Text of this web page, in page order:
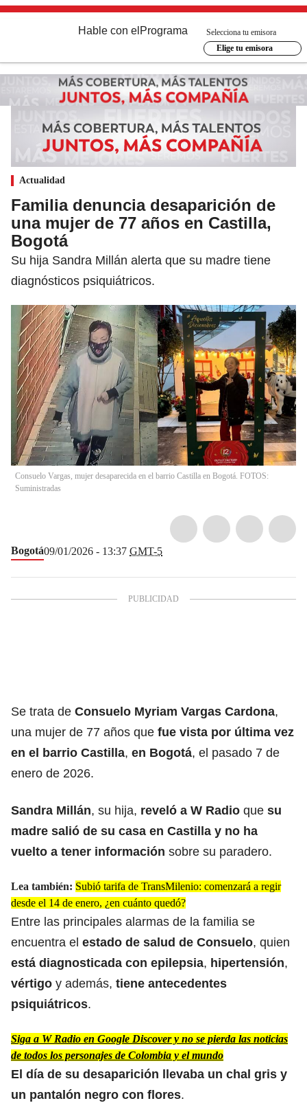
Hable con el Programa
Selecciona tu emisora
Elige tu emisora
Actualidad
Familia denuncia desaparición de
una mujer de 77 años en Castilla,
Bogotá
Su hija Sandra Millán alerta que su madre tiene
diagnósticos psiquiátricos.
Consuelo Vargas, mujer desaparecida en el barrio Castilla en Bogotá. FOTOS:
Suministradas
Bogotá09/01/2026 - 13:37 GMT-5
Se trata de Consuelo Myriam Vargas Cardona,
una mujer de 77 años que fue vista por última vez
en el barrio Castilla, en Bogotá, el pasado 7 de
enero de 2026.
Sandra Millán, su hija, reveló a W Radio que su
madre salió de su casa en Castilla y no ha
vuelto a tener información sobre su paradero.
Lea también: Subió tarifa de TransMilenio: comenzará a regir
desde el 14 de enero, ¿en cuánto quedó?
Entre las principales alarmas de la familia se
encuentra el estado de salud de Consuelo, quien
está diagnosticada con epilepsia, hipertensión,
vértigo y además, tiene antecedentes
psiquiátricos.
Siga a W Radio en Google Discover y no se pierda las noticias
de todos los personajes de Colombia y el mundo
El día de su desaparición llevaba un chal gris y
un pantalón negro con flores.